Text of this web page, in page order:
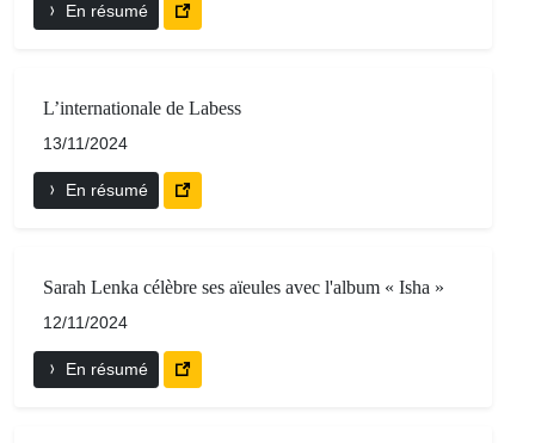
En résumé
L’internationale de Labess
13/11/2024
En résumé
Sarah Lenka célèbre ses aïeules avec l'album « Isha »
12/11/2024
En résumé